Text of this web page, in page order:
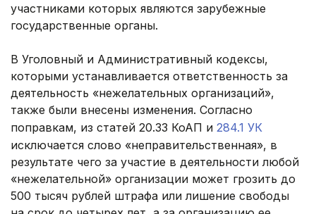
участниками которых являются зарубежные
государственные органы.
В Уголовный и Административный кодексы,
которыми устанавливается ответственность за
деятельность «нежелательных организаций»,
также были внесены изменения. Согласно
поправкам, из статей 20.33 КоАП и 284.1 УК
исключается слово «неправительственная», в
результате чего за участие в деятельности любой
«нежелательной» организации может грозить до
500 тысяч рублей штрафа или лишение свободы